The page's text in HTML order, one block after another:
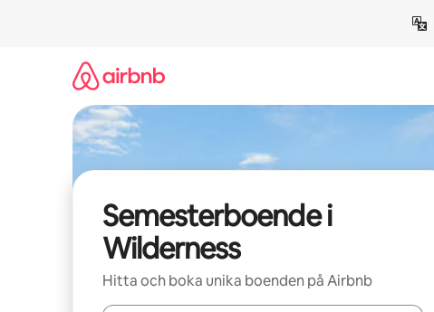
Semesterboende i
Wilderness
Hitta och boka unika boenden på Airbnb